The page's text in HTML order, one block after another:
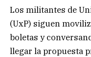
Los militantes de
(UxP) siguen
boletas y
llegar la propuesta